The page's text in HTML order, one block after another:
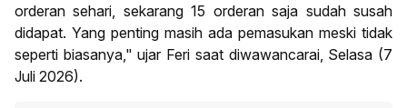
orderan sehari, sekarang 15 orderan saja sudah susah
didapat. Yang penting masih ada pemasukan meski tidak
seperti biasanya," ujar Feri saat diwawancarai, Selasa (7
Juli 2026).